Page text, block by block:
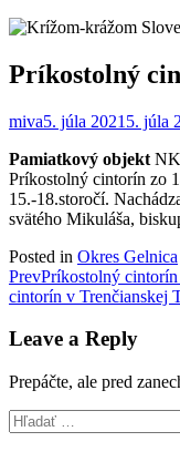
Príkostolný
miva5. júla 2021 5. júla
Pamiatkový objekt
Príkostolný cintorín zo
15.-18.storočí.
svätého Mikuláša,
Posted in Okres Gelnica
Post
navigation
PrevPríkostolný
cintorín v Trenčianskej
Leave a Reply
Prepáčte, ale pred
Hľadať: